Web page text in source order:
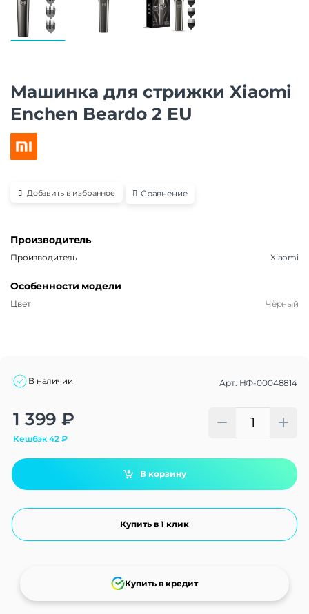
Машинка для стрижки Xiaomi
Enchen Beardo 2 EU
Добавить в избранное Сравнение
Производитель
Производитель Xiaomi
Особенности модели
Цвет Чёрный
В наличии Арт. НФ-00048814
1 399 ₽
Кешбэк42₽
В корзину
Купить в 1 клик
Купить в кредит
Alternative: